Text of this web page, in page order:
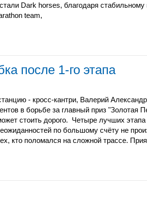
Dark horses, благодаря
team,
после 1-го этапа
- кросс-кантри, Валерий
в борьбе за главный приз "Золотая
стоить дорого. Четыре лучших
по большому счёту не
кто поломался на сложной трассе.